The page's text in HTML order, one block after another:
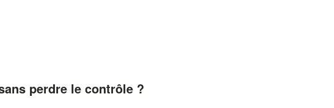
perdre le contrôle ?